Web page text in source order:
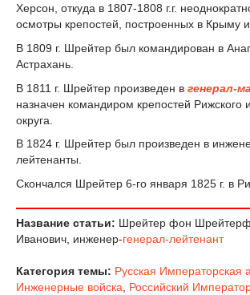
Херсон, откуда в 1807-1808 г.г.
осмотры крепостей, построенных в Крыму
В 1809 г. Шрейтер был командирован в
Астрахань.
В 1811 г. Шрейтер произведен в генерал-
назначен командиром крепостей Рижского
округа.
В 1824 г. Шрейтер был произведен в
лейтенанты.
Скончался Шрейтер 6-го января 1825 г. в
Название статьи: Шрейтер фон
Иванович, инженер-генерал-лейтенант
Категория темы: Русская Императорская
Инженерные войска
Российский